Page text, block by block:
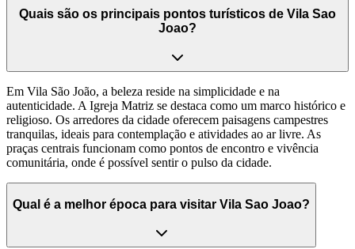
Quais são os principais pontos turísticos de Vila Sao
Joao?
Em Vila São João, a beleza reside na simplicidade e na
autenticidade. A Igreja Matriz se destaca como um marco histórico e
religioso. Os arredores da cidade oferecem paisagens campestres
tranquilas, ideais para contemplação e atividades ao ar livre. As
praças centrais funcionam como pontos de encontro e vivência
comunitária, onde é possível sentir o pulso da cidade.
Qual é a melhor época para visitar Vila Sao Joao?